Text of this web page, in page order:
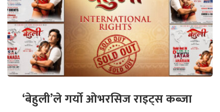
‘बेहुली’ले गर्यो ओभरसिज राइट्स कब्जा